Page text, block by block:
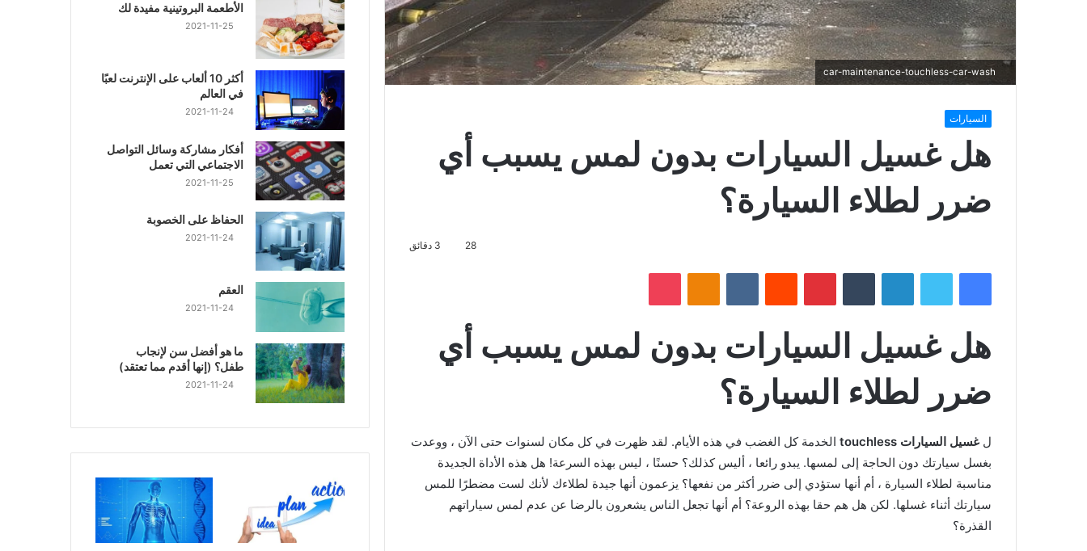
السيارات
هل غسيل السيارات بدون لمس يسبب أي
ضرر لطلاء السيارة؟
28
فيسبوك لينكدإن بينتيريست
هل غسيل السيارات بدون لمس يسبب أي
ضرر لطلاء السيارة؟
ل غسيل السيارات touchless
الخدمة كل الغضب في هذه الأيام. لقد ظهرت في كل مكان لسنوات حتى الآن ، ووعدت
بغسل سيارتك دون الحاجة إلى لمسها. يبدو رائعا ، أليس كذلك؟ حسنًا ، ليس بهذه السرعة! هل هذه الأداة الجديدة
مناسبة لطلاء السيارة ، أم أنها ستؤدي إلى ضرر أكثر من نفعها؟ يزعمون أنها جيدة لطلاءك لأنك لست مضطرًا للمس
سيارتك أثناء غسلها. لكن هل هم حقا بهذه الروعة؟ أم أنها تجعل الناس يشعرون بالرضا عن عدم لمس سياراتهم
القذرة؟
الأطعمة البروتينية مفيدة لك
2021-11-25
أكثر 10 ألعاب على الإنترنت لعبًا
في العالم
2021-11-24
أفكار مشاركة وسائل التواصل
الاجتماعي التي تعمل
2021-11-25
الحفاظ على الخصوبة
2021-11-24
العقم
2021-11-24
ما هو أفضل سن لإنجاب
طفل؟ (إنها أقدم مما تعتقد)
2021-11-24